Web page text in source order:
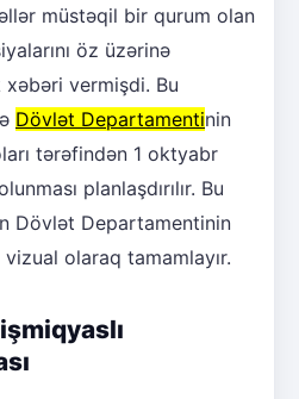
müstəqil bir qurum olan
öz üzərinə
vermişdi. Bu
Dövlət Departamentinin
tərəfindən 1 oktyabr
planlaşdırılır. Bu
Dövlət Departamentinin
olaraq tamamlayır.